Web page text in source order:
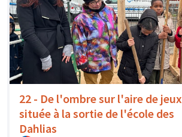
22 - De l'ombre sur l'aire de jeux
située à la sortie de l'école des
Dahlias